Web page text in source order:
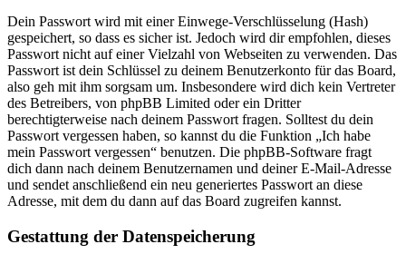
Dein Passwort wird mit einer Einwege-Verschlüsselung (Hash)
gespeichert, so dass es sicher ist. Jedoch wird dir empfohlen, dieses
Passwort nicht auf einer Vielzahl von Webseiten zu verwenden. Das
Passwort ist dein Schlüssel zu deinem Benutzerkonto für das Board,
also geh mit ihm sorgsam um. Insbesondere wird dich kein Vertreter
des Betreibers, von phpBB Limited oder ein Dritter
berechtigterweise nach deinem Passwort fragen. Solltest du dein
Passwort vergessen haben, so kannst du die Funktion „Ich habe
mein Passwort vergessen“ benutzen. Die phpBB-Software fragt
dich dann nach deinem Benutzernamen und deiner E-Mail-Adresse
und sendet anschließend ein neu generiertes Passwort an diese
Adresse, mit dem du dann auf das Board zugreifen kannst.
Gestattung der Datenspeicherung